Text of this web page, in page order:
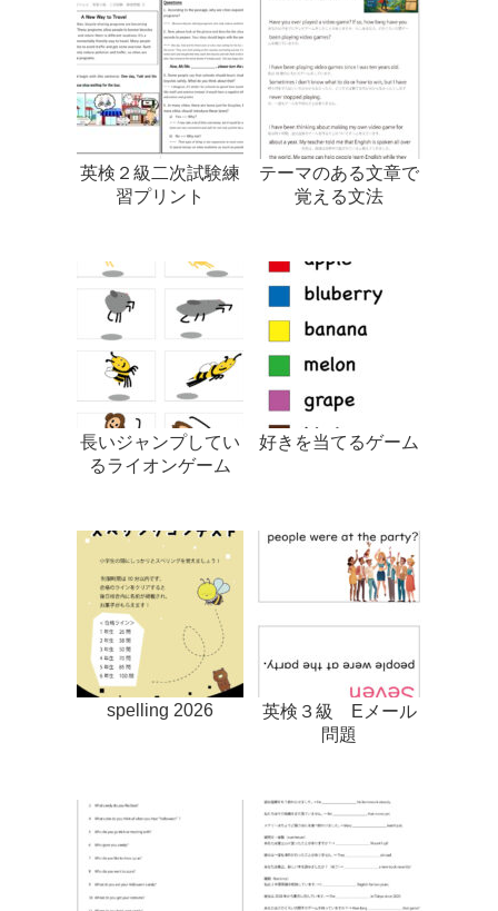
英検２級二次試験練
習プリント
テーマのある文章で
覚える文法
長いジャンプしてい
るライオンゲーム
好きを当てるゲーム
spelling 2026
英検３級 Eメール
問題